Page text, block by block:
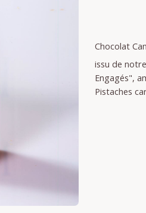
Chocolat
issu de
Engagés",
Pistaches